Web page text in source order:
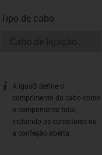
Tipo de cabo
igus-icon-info
A igus® define o
comprimento do cabo como
o comprimento total,
incluindo os conectores ou
a confeção aberta.